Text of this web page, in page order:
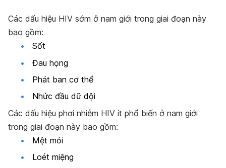
Các dấu hiệu HIV sớm ở nam giới trong giai đoạn này
bao gồm:
Sốt
Đau họng
Phát ban cơ thể
Nhức đầu dữ dội
Các dấu hiệu phơi nhiễm HIV ít phổ biến ở nam giới
trong giai đoạn này bao gồm:
Mệt mỏi
Loét miệng